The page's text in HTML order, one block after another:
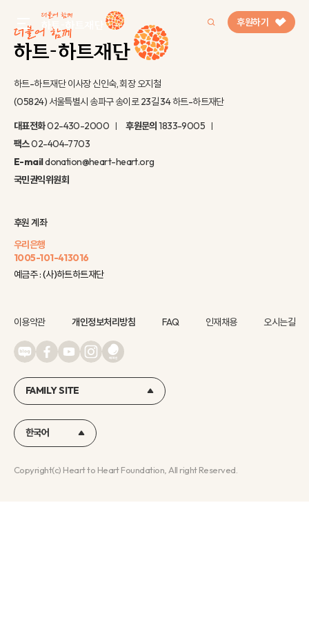
gnb menu open 후원하기
인기 키워드
#정기후원#하트플레이스
하트-하트재단 이사장 신인숙, 회장 오지철
(05824) 서울특별시 송파구 송이로 23길 34 하트-하트재단
대표전화02-430-2000 후원문의1833-9005
팩스02-404-7703
E-maildonation@heart-heart.org
국민권익위원회
후원 계좌
우리은행
1005-101-413016
예금주 : (사)하트하트재단
Copyright(c) Heart to Heart Foundation, All right Reserved.
이용약관 개인정보처리방침 FAQ 인재채용 오시는길
FAMILY SITE
한국어